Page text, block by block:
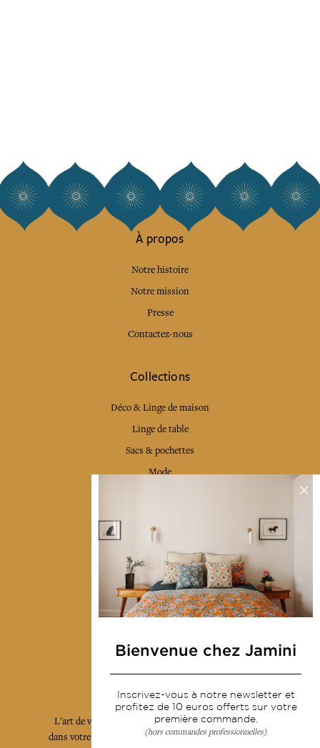
À propos
Notre histoire
Notre mission
Presse
Contactez-nous
Collections
Déco & Linge de maison
Linge de table
Sacs & pochettes
Mode
Livraison & retour
CGV
Devenir revendeur
Notre communauté
L'art de vivre JAMINI raconté avec poésie et élégance
dans votre boîte mail. Inscrivez vous à notre newsletter
Bienvenue chez Jamini
Inscrivez-vous à notre newsletter et
profitez de 10 euros offerts sur votre
première commande.
(hors commandes professionnelles)